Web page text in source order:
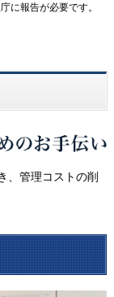
に報告が必要です。
、管理コストの削